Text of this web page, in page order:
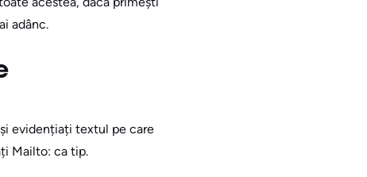
adânc.
evidențiați textul pe care
Mailto: ca tip.